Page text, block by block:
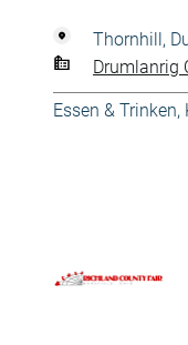
Thornhill,
Drumlanrig
Essen & Trinken,